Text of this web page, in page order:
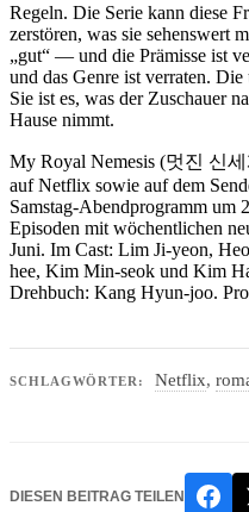
Regeln. Die Serie kann diese
zerstören, was sie sehenswert
„gut“ — und die Prämisse ist
und das Genre ist verraten.
Sie ist es, was der Zuschauer
Hause nimmt.
My Royal Nemesis (멋진 신
auf Netflix sowie auf dem
Samstag-Abendprogramm um
Episoden mit wöchentlichen
Juni. Im Cast: Lim Ji-yeon,
hee, Kim Min-seok und Kim
Drehbuch: Kang Hyun-joo.
SCHLAGWÖRTER: Netflix,
DIESEN BEITRAG TEILEN